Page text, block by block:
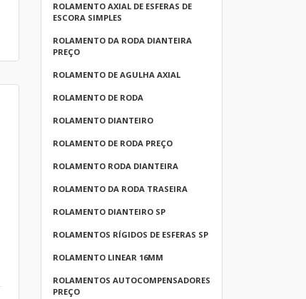
ROLAMENTO AXIAL DE ESFERAS DE
ESCORA SIMPLES
ROLAMENTO DA RODA DIANTEIRA
PREÇO
ROLAMENTO DE AGULHA AXIAL
ROLAMENTO DE RODA
ROLAMENTO DIANTEIRO
ROLAMENTO DE RODA PREÇO
ROLAMENTO RODA DIANTEIRA
ROLAMENTO DA RODA TRASEIRA
ROLAMENTO DIANTEIRO SP
ROLAMENTOS RÍGIDOS DE ESFERAS SP
ROLAMENTO LINEAR 16MM
ROLAMENTOS AUTOCOMPENSADORES
PREÇO